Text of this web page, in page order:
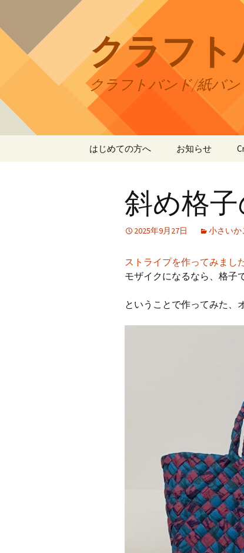
テ
キ
プ
クラフト
クラフトバンド/紙バ
はじめての方へ お知らせ
斜め格
2025年9月27日 小さいか
ストライプを作ってみまし
モザイクになるなら、格子
ということで作ってみた、